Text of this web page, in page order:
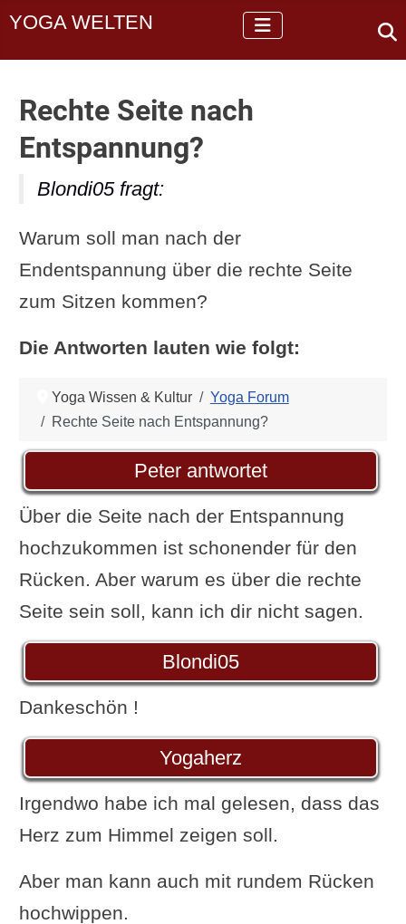
YOGA WELTEN
Rechte Seite nach
Entspannung?
Blondi05 fragt:
Warum soll man nach der
Endentspannung über die rechte Seite
zum Sitzen kommen?
Die Antworten lauten wie folgt:
Yoga Wissen & Kultur
Yoga Forum
Rechte Seite nach Entspannung?
Peter antwortet
Über die Seite nach der Entspannung
hochzukommen ist schonender für den
Rücken. Aber warum es über die rechte
Seite sein soll, kann ich dir nicht sagen.
Blondi05
Dankeschön !
Yogaherz
Irgendwo habe ich mal gelesen, dass das
Herz zum Himmel zeigen soll.
Aber man kann auch mit rundem Rücken
hochwippen.